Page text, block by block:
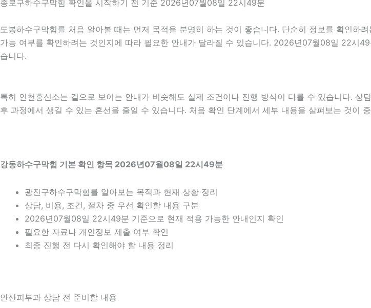
종로구하수구막힘 확인을 시작하기 전 기준 2026년07월08일 22시49분
도봉하수구막힘를 처음 알아볼 때는 먼저 목적을 분명히 하는 것이 좋습니다. 단순히 정보를 확인하
가능 여부를 확인하려는 것인지에 따라 필요한 안내가 달라질 수 있습니다. 2026년07월08일 22시
습니다.
특히 인천흥신소는 겉으로 보이는 안내가 비슷해도 실제 조건이나 진행 방식이 다를 수 있습니다.
후 과정에서 생길 수 있는 혼선을 줄일 수 있습니다. 처음 확인 단계에서 세부 내용을 살펴보는 것이
강동하수구막힘 기본 확인 항목 2026년07월08일 22시49분
광진구하수구막힘를 알아보는 목적과 현재 상황 정리
상담, 비용, 조건, 절차 중 우선 확인할 내용 구분
2026년07월08일 22시49분 기준으로 현재 적용 가능한 안내인지 확인
필요한 자료나 개인정보 제출 여부 확인
최종 진행 전 다시 확인해야 할 내용 정리
안산피부과 상담 전 준비할 내용